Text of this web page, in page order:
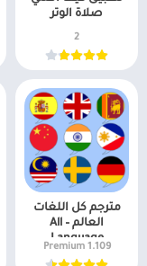
صلاة الوتر
2
مترجم كل اللغات
العالم – All
Language
1.109 Premium